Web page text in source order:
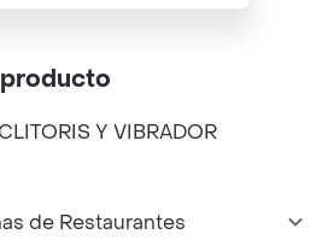
Y VIBRADOR
de Restaurantes